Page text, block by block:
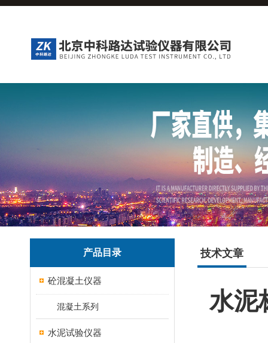
产品目录
砼混凝土仪器
混凝土系列
水泥试验仪器
技术文章
水泥